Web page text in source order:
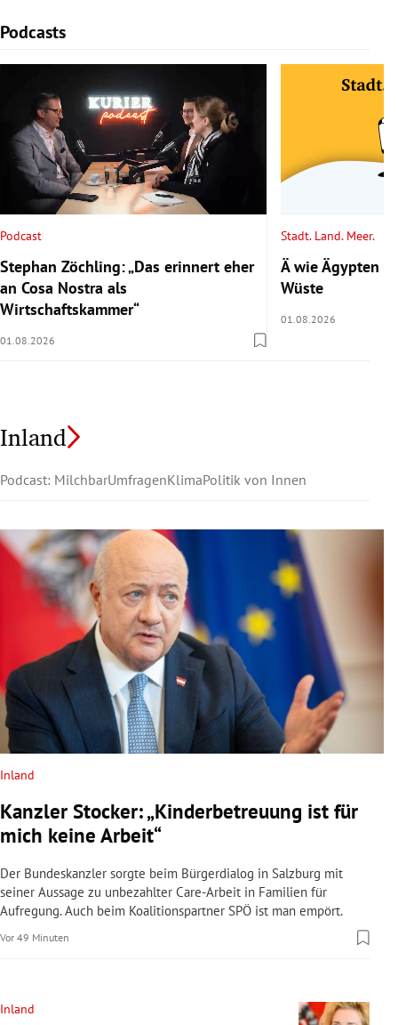
Podcasts
Slide 1 von 6
Podcast
Stephan Zöchling: „Das erinnert eher
an Cosa Nostra als
Wirtschaftskammer“
01.08.2026
Stadt. Land. Meer.
Ä wie Ägypten
Wüste
01.08.2026
Inland
Podcast: MilchbarUmfragenKlimaPolitik von Innen
Inland
Kanzler Stocker: „Kinderbetreuung ist für
mich keine Arbeit“
Der Bundeskanzler sorgte beim Bürgerdialog in Salzburg mit
seiner Aussage zu unbezahlter Care-Arbeit in Familien für
Aufregung. Auch beim Koalitionspartner SPÖ ist man empört.
Vor 49 Minuten
Inland